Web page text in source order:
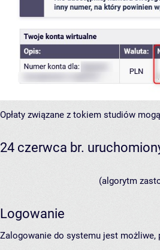
Opłaty związane z tokiem studiów
24 czerwca br.
(algorytm
Logowanie
Zalogowanie do systemu jest możliwe,